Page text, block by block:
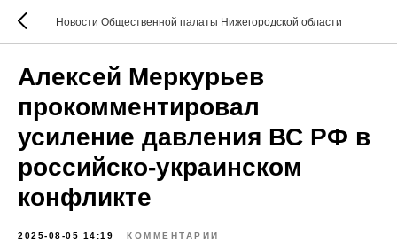
Новости Общественной палаты Нижегородской области
Алексей Меркурьев
прокомментировал
усиление давления ВС РФ в
российско-украинском
конфликте
2025-08-05 14:19 КОММЕНТАРИИ